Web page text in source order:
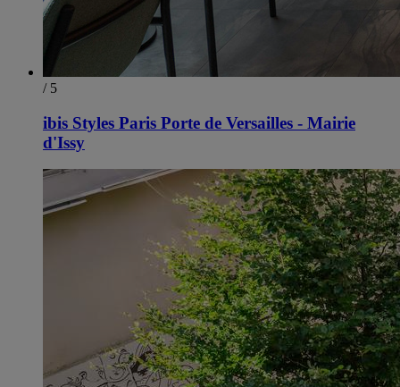
/ 5
ibis Styles Paris Porte de Versailles - Mairie
d'Issy